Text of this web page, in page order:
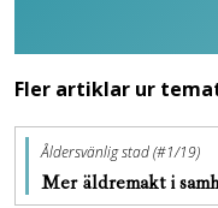
Fler artiklar ur
Åldersvänlig stad (#1/19)
Mer äldremakt i